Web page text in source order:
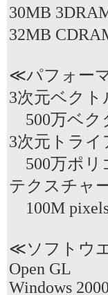
30MB
32MB
≪パフォー
3次元ベクト
500万ベク
3次元トラ
500万ポリ
テクスチャ
100M
≪ソフトウ
Open GL
Windows 2000